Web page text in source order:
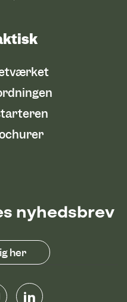
nyhedsbrev
her